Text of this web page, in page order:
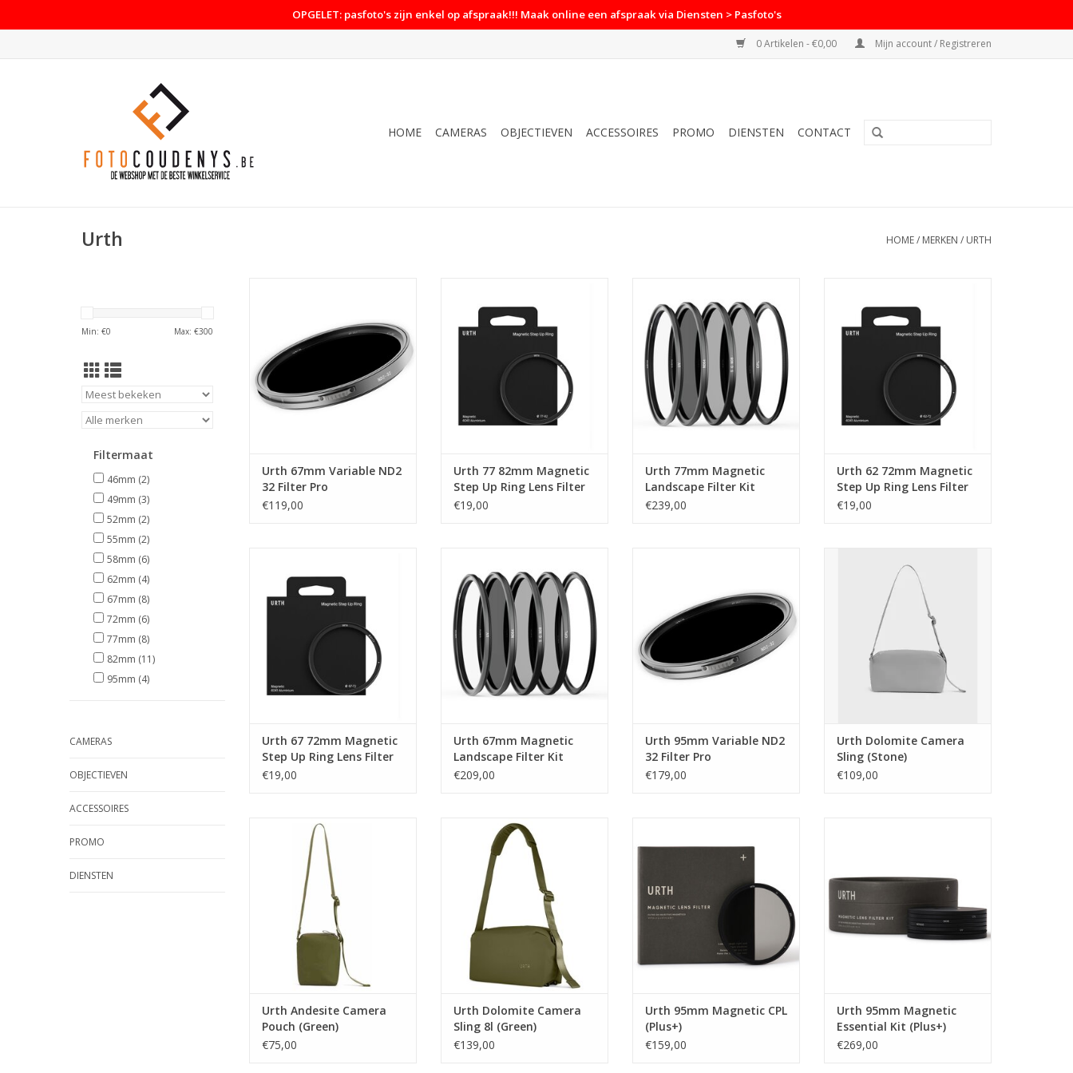
OPGELET: pasfoto's zijn enkel op afspraak!!! Maak online een afspraak via Diensten > Pasfoto's
0 Artikelen - €0,00 Mijn account / Registreren
HOME CAMERAS OBJECTIEVEN ACCESSOIRES PROMO DIENSTEN CONTACT
Urth HOME/ MERKEN / URTH
Min: €0 Max: €300
Filtermaat
46mm (2)
49mm (3)
52mm (2)
55mm (2)
58mm (6)
62mm (4)
67mm (8)
72mm (6)
77mm (8)
82mm (11)
95mm (4)
CAMERAS
OBJECTIEVEN
ACCESSOIRES
PROMO
DIENSTEN
TOEVOEGEN AAN WINKELWAGEN
Urth 67mm Variable ND2
32 Filter Pro
€119,00
TOEVOEGEN AAN WINKELWAGEN
Urth 77 82mm Magnetic
Step Up Ring Lens Filter
Adapter
€19,00
Landscape Filter Kit Plus+ (UV CPL
SGND8 ND64)
TOEVOEGEN AAN WINKELWAGEN
Urth 77mm Magnetic
Landscape Filter Kit
Plus+ (UV CPL SGND8
€239,00
TOEVOEGEN AAN WINKELWAGEN
Urth 62 72mm Magnetic
Step Up Ring Lens Filter
Adapter
€19,00
TOEVOEGEN AAN WINKELWAGEN
Urth 67 72mm Magnetic
Step Up Ring Lens Filter
Adapter
€19,00
Landscape Filter Kit Plus+ (UV CPL
SGND8 ND64)
TOEVOEGEN AAN WINKELWAGEN
Urth 67mm Magnetic
Landscape Filter Kit
Plus+ (UV CPL SGND8
€209,00
TOEVOEGEN AAN WINKELWAGEN
Urth 95mm Variable ND2
32 Filter Pro
€179,00
(Stone)
TOEVOEGEN AAN WINKELWAGEN
Urth Dolomite Camera
Sling (Stone)
€109,00
Urth Urth Andesite Camera
Pouch (Green)
TOEVOEGEN AAN WINKELWAGEN
Urth Andesite Camera
Pouch (Green)
€75,00
Urth Urth Dolomite Camera Sling
8l (Green)
TOEVOEGEN AAN WINKELWAGEN
Urth Dolomite Camera
Sling 8l (Green)
€139,00
Urth 95mm Magnetic CPL
(Plus+)
€159,00
TOEVOEGEN AAN WINKELWAGEN
Urth 95mm Magnetic
Essential Kit (Plus+)
(Uv+cpl+nd8+nd1000)
€269,00